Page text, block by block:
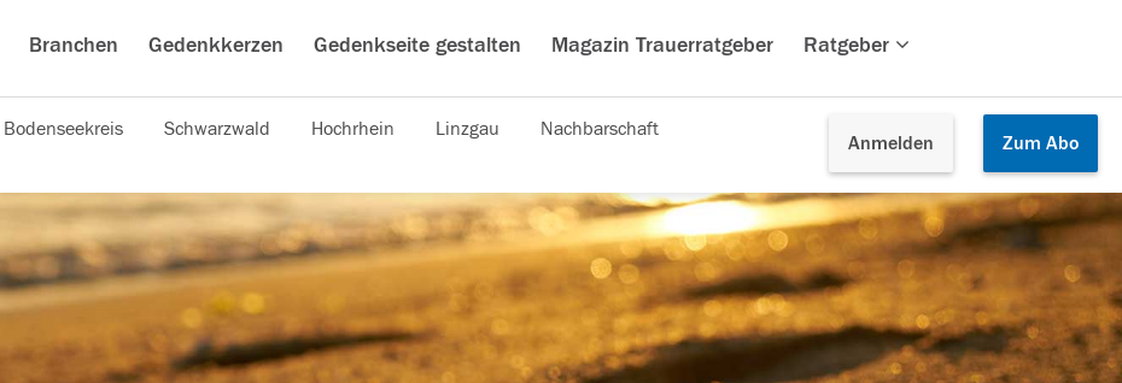
Branchen Gedenkkerzen Gedenkseite gestalten Magazin Trauerratgeber Ratgeber
Anmelden Zum Abo
Bodenseekreis Schwarzwald Hochrhein Linzgau Nachbarschaft